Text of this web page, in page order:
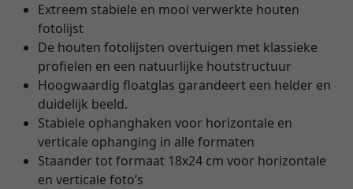
Extreem stabiele en mooi verwerkte houten
fotolijst
De houten fotolijsten overtuigen met klassieke
profielen en een natuurlijke houtstructuur
Hoogwaardig floatglas garandeert een helder en
duidelijk beeld.
Stabiele ophanghaken voor horizontale en
verticale ophanging in alle formaten
Staander tot formaat 18x24 cm voor horizontale
en verticale foto’s